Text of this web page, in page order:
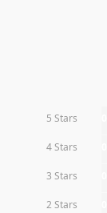
5 Stars
4 Stars
3 Stars
2 Stars